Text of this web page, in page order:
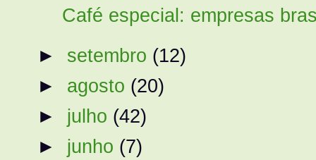
Café especial: empresas
► setembro (12)
► agosto (20)
► julho (42)
► junho (7)